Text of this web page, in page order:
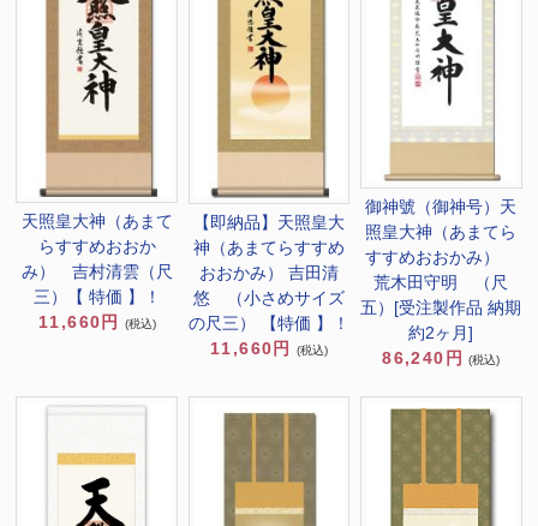
天照皇大神（あまて
らすすめおおか
み） 吉村清雲（尺
三）【 特価 】！
11,660円
(税込)
【即納品】天照皇大
神（あまてらすすめ
おおかみ） 吉田清
悠 （小さめサイズ
の尺三） 【特価 】！
11,660円
(税込)
御神號（御神号）天
照皇大神（あまてら
すすめおおかみ）
荒木田守明 （尺
五）[受注製作品 納期
約2ヶ月]
86,240円
(税込)